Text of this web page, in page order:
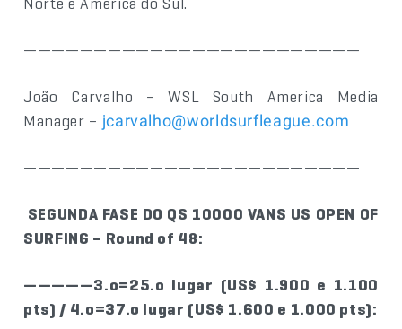
————————————————————————
João Carvalho – WSL South America Media
Manager – jcarvalho@worldsurfleague.com
————————————————————————
SEGUNDA FASE DO QS 10000 VANS US OPEN OF
SURFING – Round of 48:
—————3.o=25.o lugar (US$ 1.900 e 1.100
pts) / 4.o=37.o lugar (US$ 1.600 e 1.000 pts):